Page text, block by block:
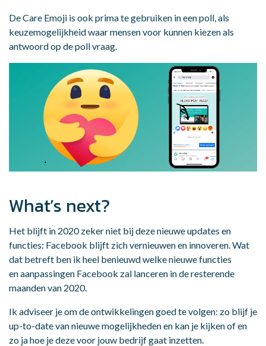
De Care Emoji is ook prima te gebruiken in een poll, als
keuzemogelijkheid waar mensen voor kunnen kiezen als
antwoord op de poll vraag.
What’s next?
Het blijft in 2020 zeker niet bij deze nieuwe updates en
functies: Facebook blijft zich vernieuwen en innoveren. Wat
dat betreft ben ik heel benieuwd welke nieuwe functies
en aanpassingen Facebook zal lanceren in de resterende
maanden van 2020.
Ik adviseer je om de ontwikkelingen goed te volgen: zo blijf je
up-to-date van nieuwe mogelijkheden en kan je kijken of en
zo ja hoe je deze voor jouw bedrijf gaat inzetten.